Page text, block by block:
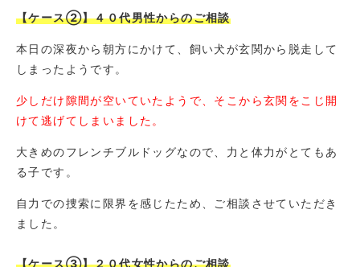
【ケース②】４０代男性からのご相談
本日の深夜から朝方にかけて、飼い犬が玄関から脱走して
しまったようです。
少しだけ隙間が空いていたようで、そこから玄関をこじ開
けて逃げてしまいました。
大きめのフレンチブルドッグなので、力と体力がとてもあ
る子です。
自力での捜索に限界を感じたため、ご相談させていただき
ました。
【ケース③】２０代女性からのご相談